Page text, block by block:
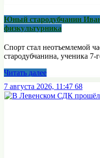
Юный стародубчанин
физкультурника
Спорт стал неотъемлемой
стародубчанина, ученика 7-
Читать далее
7 августа 2026, 11:47 68